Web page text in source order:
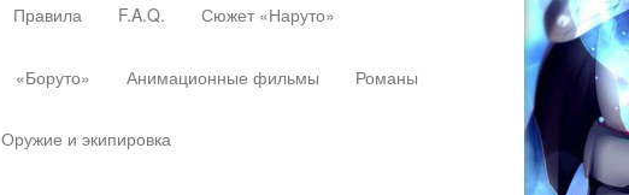
Правила F.A.Q. Сюжет «Наруто»
«Боруто» Анимационные фильмы Романы
Оружие и экипировка
Перейти